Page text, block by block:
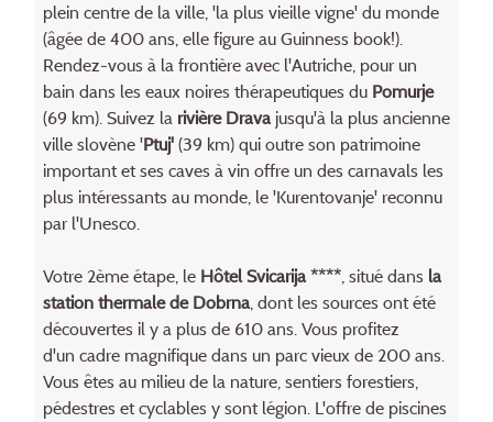
plein centre de la ville, 'la plus vieille vigne' du monde
(âgée de 400 ans, elle figure au Guinness book!).
Rendez-vous à la frontière avec l'Autriche, pour un
bain dans les eaux noires thérapeutiques du Pomurje
(69 km). Suivez la rivière Dravajusqu'à la plus ancienne
ville slovène 'Ptuj' (39 km) qui outre son patrimoine
important et ses caves à vin offre un des carnavals les
plus intéressants au monde, le 'Kurentovanje' reconnu
par l'Unesco.
Votre 2ème étape, le Hôtel Svicarija ****, situé dans la
station thermale de Dobrna, dont les sources ont été
découvertes il y a plus de 610 ans. Vous profitez
d'un cadre magnifique dans un parc vieux de 200 ans.
Vous êtes au milieu de la nature, sentiers forestiers,
pédestres et cyclables y sont légion. L'offre de piscines